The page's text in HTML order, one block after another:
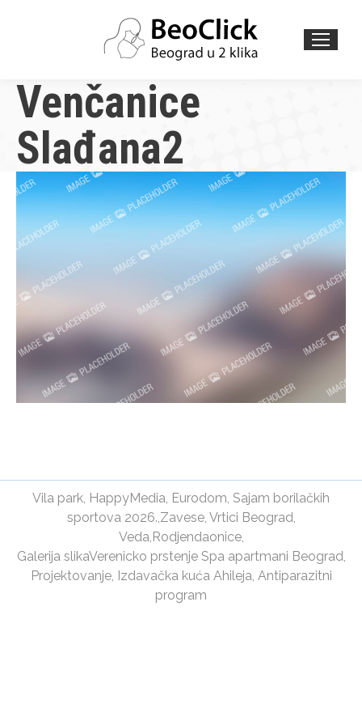
Venčanice
Slađana2
Vila park HappyMedia Eurodom Sajam borilačkih
sportova 2026. Zavese, Vrtici Beograd
Veda Rodjendaonice,
Galerija slikaVerenicko prstenje Spa apartmani Beograd
Projektovanje, Izdavačka kuća Ahileja Antiparazitni
program